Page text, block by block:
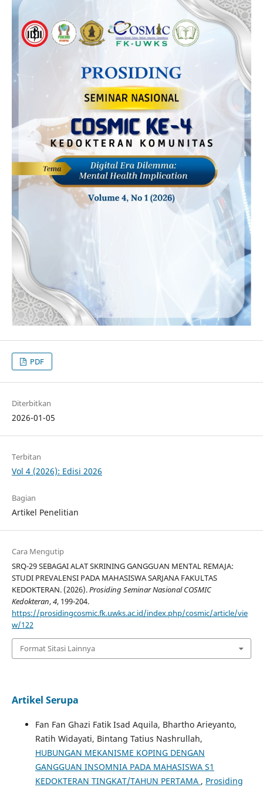
PDF
Diterbitkan
2026-01-05
Terbitan
Vol 4 (2026): Edisi 2026
Bagian
Artikel Penelitian
Cara Mengutip
SRQ-29 SEBAGAI ALAT SKRINING GANGGUAN MENTAL REMAJA:
STUDI PREVALENSI PADA MAHASISWA SARJANA FAKULTAS
KEDOKTERAN. (2026).Prosiding Seminar Nasional COSMIC
Kedokteran,4, 199-204.
https://prosidingcosmic.fk.uwks.ac.id/index.php/cosmic/article/vie
w/122
Format Sitasi Lainnya
Artikel Serupa
Fan Fan Ghazi Fatik Isad Aquila, Bhartho Arieyanto,
Ratih Widayati, Bintang Tatius Nashrullah,
HUBUNGAN MEKANISME KOPING DENGAN
GANGGUAN INSOMNIA PADA MAHASISWA S1
KEDOKTERAN TINGKAT/TAHUN PERTAMA , Prosiding